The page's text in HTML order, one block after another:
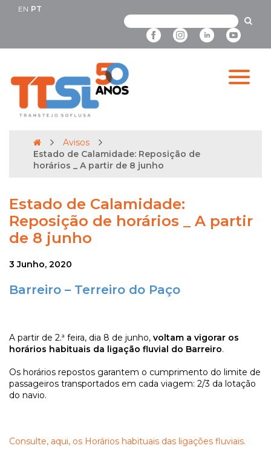
EN PT
Avisos
Estado de Calamidade: Reposição de
horários _ A partir de 8 junho
Estado de Calamidade:
Reposição de horários _ A partir
de 8 junho
3 Junho, 2020
Barreiro – Terreiro do Paço
A partir de 2.ª feira, dia 8 de junho, voltam a vigorar os
horários habituais da ligação fluvial do Barreiro.
Os horários repostos garantem o cumprimento do limite de
passageiros transportados em cada viagem: 2/3 da lotação
do navio.
Consulte, aqui, os Horários habituais das ligações fluviais.